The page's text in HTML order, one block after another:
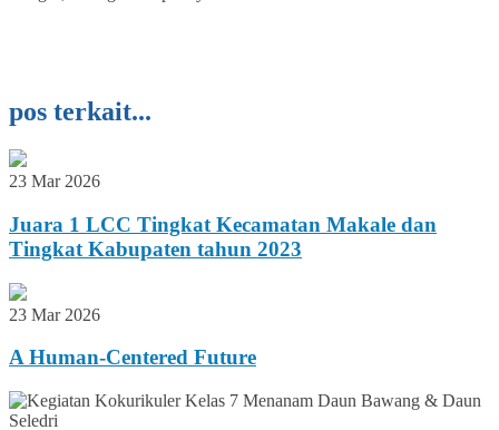
pos terkait...
23 Mar 2026
Juara 1 LCC Tingkat Kecamatan Makale dan
Tingkat Kabupaten tahun 2023
23 Mar 2026
A Human-Centered Future